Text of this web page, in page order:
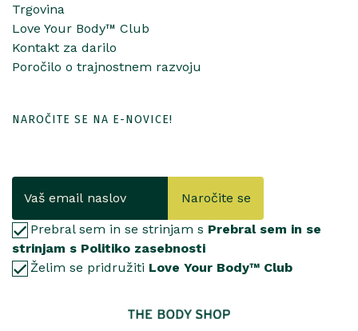
Trgovina
Love Your Body™ Club
Kontakt za darilo
Poročilo o trajnostnem razvoju
NAROČITE SE NA E-NOVICE!
Naročite se
Prebral sem in se strinjam s Prebral sem in se
strinjam s Politiko zasebnosti
Želim se pridružiti Love Your Body™ Club